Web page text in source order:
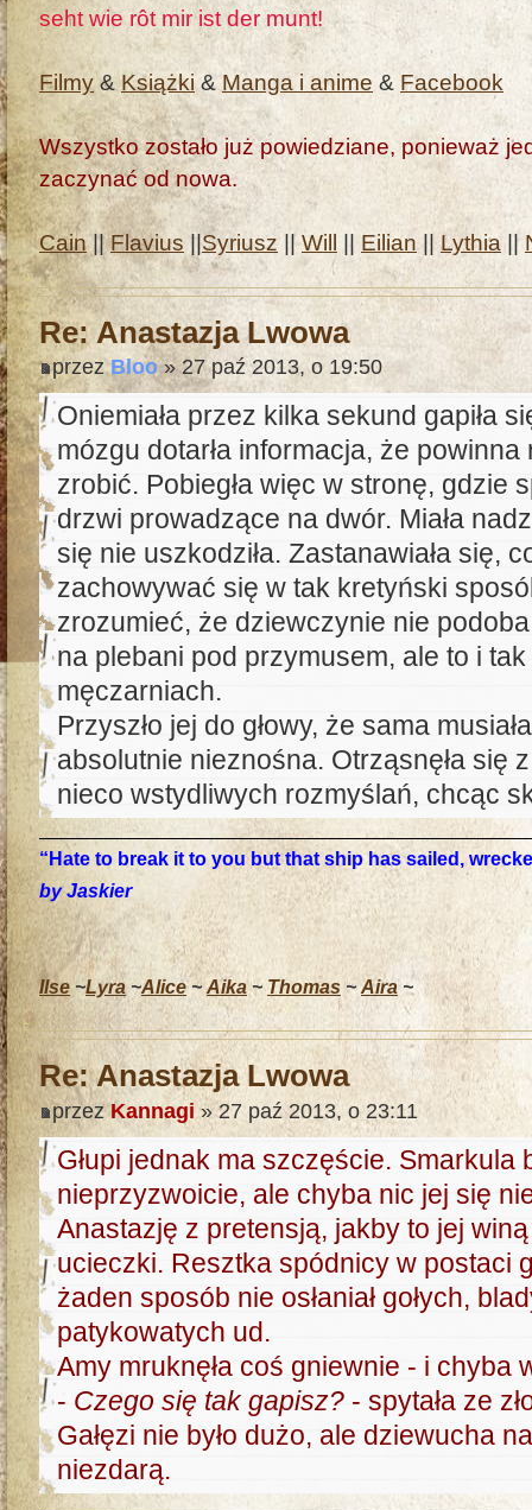
seht wie rôt mir ist der munt!
Filmy& Książki&Manga i anime & Facebook
Wszystko zostało już powiedziane, ponieważ
zaczynać od nowa.
Cain||Flavius ||Syriusz || Will || Eilian||Lythia ||
Re: Anastazja Lwowa
przezBloo» 27 paź 2013, o 19:50
Oniemiała przez kilka sekund gapiła
mózgu dotarła informacja, że powinna
zrobić. Pobiegła więc w stronę, gdzie
drzwi prowadzące na dwór. Miała
się nie uszkodziła. Zastanawiała się,
zachowywać się w tak kretyński
zrozumieć, że dziewczynie nie
na plebani pod przymusem, ale to i
męczarniach.
Przyszło jej do głowy, że sama
absolutnie nieznośna. Otrząsnęła się
nieco wstydliwych rozmyślań, chcąc
“Hate to break it to you but that ship has sailed,
by Jaskier
Ilse ~Lyra ~Alice~ Aika~Thomas ~Aira ~
Re: Anastazja Lwowa
przez Kannagi » 27 paź 2013, o 23:11
Głupi jednak ma szczęście. Smarkula
nieprzyzwoicie, ale chyba nic jej się
Anastazję z pretensją, jakby to jej
ucieczki. Resztka spódnicy w postaci
żaden sposób nie osłaniał gołych,
patykowatych ud.
Amy mruknęła coś gniewnie - i chyba
- Czego się tak gapisz? - spytała ze
Gałęzi nie było dużo, ale dziewucha
niezdarą.